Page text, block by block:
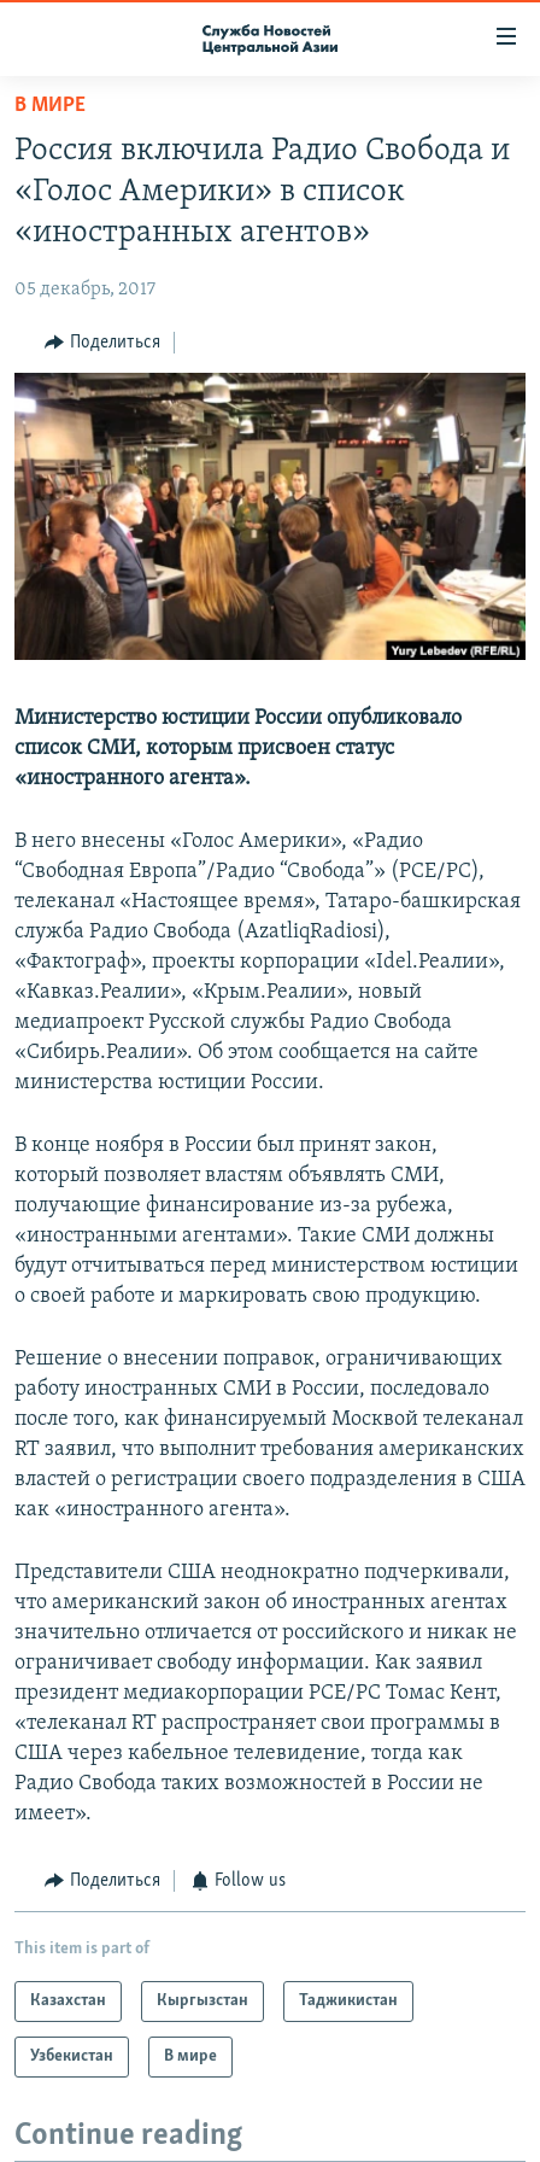
Вернуться
основному
содержанию
главной
навигации
Вернутся
поиску
НАСТОЯЩЕЕ ВРЕМЯ
МИГРАНТ МЕДИА
В МИРЕ
Россия включила Радио Свобода и
«Голос Америки» в список
«иностранных агентов»
05 декабрь, 2017
Поделиться
Министерство юстиции России опубликовало
список СМИ, которым присвоен статус
«иностранного агента».
В него внесены «Голос Америки», «Радио
“Свободная Европа”/Радио “Свобода”» (РСЕ/РС),
телеканал «Настоящее время», Татаро-башкирская
служба Радио Свобода (AzatliqRadiosi),
«Фактограф», проекты корпорации «Idel.Реалии»,
«Кавказ.Реалии», «Крым.Реалии», новый
медиапроект Русской службы Радио Свобода
«Сибирь.Реалии». Об этом сообщается на сайте
министерства юстиции России.
В конце ноября в России был принят закон,
который позволяет властям объявлять СМИ,
получающие финансирование из-за рубежа,
«иностранными агентами». Такие СМИ должны
будут отчитываться перед министерством юстиции
о своей работе и маркировать свою продукцию.
Решение о внесении поправок, ограничивающих
работу иностранных СМИ в России, последовало
после того, как финансируемый Москвой телеканал
RT заявил, что выполнит требования американских
властей о регистрации своего подразделения в США
как «иностранного агента».
Представители США неоднократно подчеркивали,
что американский закон об иностранных агентах
значительно отличается от российского и никак не
ограничивает свободу информации. Как заявил
президент медиакорпорации РСЕ/РС Томас Кент,
«телеканал RT распространяет свои программы в
США через кабельное телевидение, тогда как
Радио Свобода таких возможностей в России не
имеет».
Поделиться Follow us
This item is part of
Казахстан Кыргызстан Таджикистан
Узбекистан В мире
Continue reading